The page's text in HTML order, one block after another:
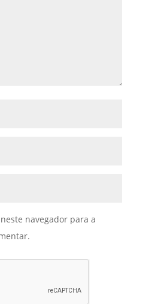
navegador para a